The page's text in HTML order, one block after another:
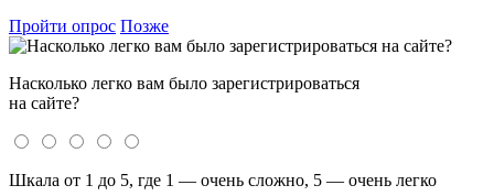
Пройти опрос Позже
Насколько легко вам было зарегистрироваться
на сайте?
Шкала от 1 до 5, где 1 — очень сложно, 5 — очень легко